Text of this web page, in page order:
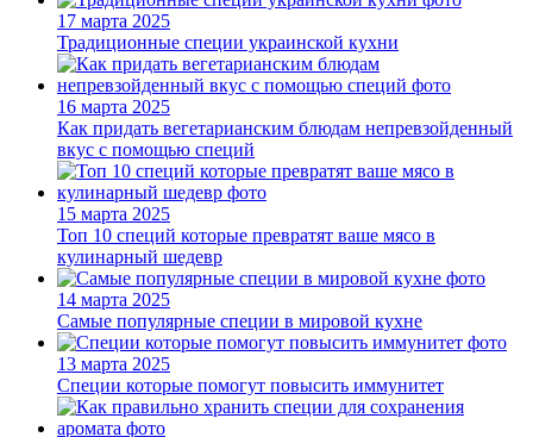
17 марта 2025
Традиционные специи украинской кухни
16 марта 2025
Как придать вегетарианским блюдам непревзойденный
вкус с помощью специй
15 марта 2025
Топ 10 специй которые превратят ваше мясо в
кулинарный шедевр
14 марта 2025
Самые популярные специи в мировой кухне
13 марта 2025
Специи которые помогут повысить иммунитет